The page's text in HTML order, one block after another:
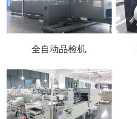
全自动品检机